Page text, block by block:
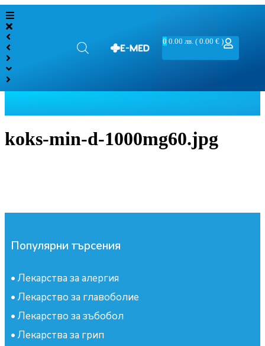
0 0.00лв. ( 0.00 € )
koks-min-d-1000mg60.jpg
Популярни търсения
• Лекарства за алергия
• Лекарство за главоболие
• Лекарство за зъбобол
• Лекарства за грип